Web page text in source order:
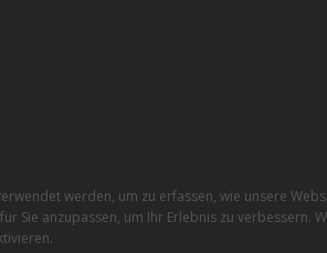
werden, um zu erfassen, wie unsere
anzupassen, um Ihr Erlebnis zu verbessern.